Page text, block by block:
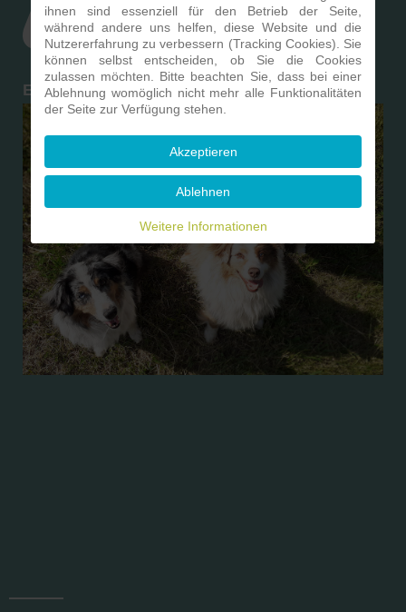
Ein Hund ist ein Herz auf vier Pfoten
ihnen sind essenziell für den Betrieb der Seite,
während andere uns helfen, diese Website und die
Nutzererfahrung zu verbessern (Tracking Cookies). Sie
können selbst entscheiden, ob Sie die Cookies
zulassen möchten. Bitte beachten Sie, dass bei einer
Ablehnung womöglich nicht mehr alle Funktionalitäten
der Seite zur Verfügung stehen.
Akzeptieren
Ablehnen
Weitere Informationen